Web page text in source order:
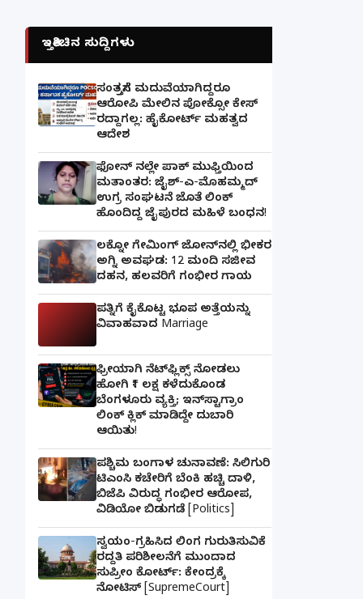
ಇತ್ತೀಚಿನ ಸುದ್ದಿಗಳು
ಸಂತ್ರಸ್ತೆಗೆ ಮದುವೆಯಾಗಿದ್ದರೂ
ಆರೋಪಿ ಮೇಲಿನ ಪೋಕ್ಸೋ ಕೇಸ್
ರದ್ದಾಗಲ್ಲ: ಹೈಕೋರ್ಟ್ ಮಹತ್ವದ
ಆದೇಶ
ಫೋನ್ ನಲ್ಲೇ ಪಾಕ್ ಮುಫ್ತಿಯಿಂದ
ಮತಾಂತರ: ಜೈಶ್-ಎ-ಮೊಹಮ್ಮದ್
ಉಗ್ರ ಸಂಘಟನೆ ಜೊತೆ ಲಿಂಕ್
ಹೊಂದಿದ್ದ ಜೈಪುರದ ಮಹಿಳೆ ಬಂಧನ!
ಲಕ್ನೋ ಗೇಮಿಂಗ್ ಜೋನ್‌ನಲ್ಲಿ ಭೀಕರ
ಅಗ್ನಿ ಅವಘಡ: 12 ಮಂದಿ ಸಜೀವ
ದಹನ, ಹಲವರಿಗೆ ಗಂಭೀರ ಗಾಯ
ಪತ್ನಿಗೆ ಕೈಕೊಟ್ಟ ಭೂಪ ಅತ್ತೆಯನ್ನು
ವಿವಾಹವಾದ Marriage
ಫ್ರೀಯಾಗಿ ನೆಟ್‌ಫ್ಲಿಕ್ಸ್ ನೋಡಲು
ಹೋಗಿ ₹1 ಲಕ್ಷ ಕಳೆದುಕೊಂಡ
ಬೆಂಗಳೂರು ವ್ಯಕ್ತಿ; ಇನ್‌ಸ್ಟಾಗ್ರಾಂ
ಲಿಂಕ್ ಕ್ಲಿಕ್ ಮಾಡಿದ್ದೇ ದುಬಾರಿ
ಆಯಿತು!
ಪಶ್ಚಿಮ ಬಂಗಾಳ ಚುನಾವಣೆ: ಸಿಲಿಗುರಿ
ಟಿಎಂಸಿ ಕಚೇರಿಗೆ ಬೆಂಕಿ ಹಚ್ಚಿ ದಾಳಿ,
ಬಿಜೆಪಿ ವಿರುದ್ಧ ಗಂಭೀರ ಆರೋಪ,
ವಿಡಿಯೋ ಬಿಡುಗಡೆ [Politics]
ಸ್ವಯಂ-ಗ್ರಹಿಸಿದ ಲಿಂಗ ಗುರುತಿಸುವಿಕೆ
ರದ್ದತಿ ಪರಿಶೀಲನೆಗೆ ಮುಂದಾದ
ಸುಪ್ರೀಂ ಕೋರ್ಟ್: ಕೇಂದ್ರಕ್ಕೆ
ನೋಟಿಸ್ [SupremeCourt]